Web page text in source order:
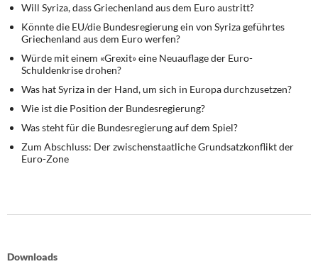
Will Syriza, dass Griechenland aus dem Euro austritt?
Könnte die EU/die Bundesregierung ein von Syriza geführtes
Griechenland aus dem Euro werfen?
Würde mit einem «Grexit» eine Neuauflage der Euro-
Schuldenkrise drohen?
Was hat Syriza in der Hand, um sich in Europa durchzusetzen?
Wie ist die Position der Bundesregierung?
Was steht für die Bundesregierung auf dem Spiel?
Zum Abschluss: Der zwischenstaatliche Grundsatzkonflikt der
Euro-Zone
Downloads